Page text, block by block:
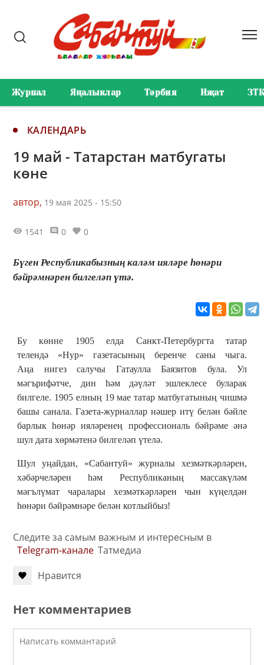
Журнал Яңалыклар Тәрбия Иҗат ЗТК
КАЛЕНДАРЬ
19 май - Татарстан матбугаты
көне
автор, 19 мая 2025 - 15:50
1541 0 0
Бүген Республикабызның каләм ияләре һөнәри
бәйрәмнәрен билгеләп үтә.
Бу көнне 1905 елда Санкт-Петербургта татар
телендә «Нур» газетасының беренче саны чыга.
Аңа нигез салучы Гатаулла Баязитов була. Ул
мәгърифәтче, дин һәм дәүләт эшлеклесе буларак
билгеле. 1905 елның 19 мае татар матбугатының чишмә
башы санала. Газета-журналлар нәшер итү белән бәйле
барлык һөнәр ияләренең профессиональ бәйрәме әнә
шул дата хөрмәтенә билгеләп үтелә.
Шул уңайдан, «Сабантуй» журналы хезмәткәрләрен,
хәбәрчеләрен һәм Республиканың массакүләм
мәгълүмат чаралары хезмәткәрләрен чын күңелдән
һөнәри бәйрәмнәре белән котлыйбыз!
Следите за самым важным и интересным в
Telegram-канале Татмедиа
Нравится
Нет комментариев